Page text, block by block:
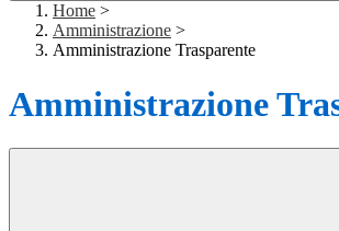
Home >
Amministrazione >
Amministrazione Trasparente
Amministrazione